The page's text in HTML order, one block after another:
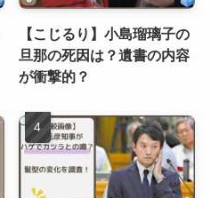
【こじるり】小島瑠璃子の
旦那の死因は？遺書の内容
が衝撃的？